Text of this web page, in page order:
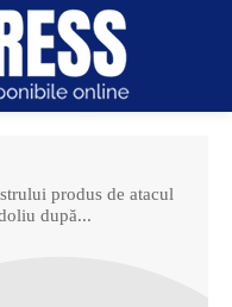
produs de atacul
după...